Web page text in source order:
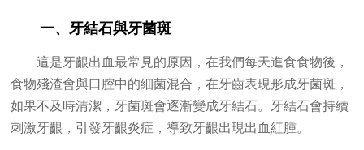
一、牙結石與牙菌斑
這是牙齦出血最常見的原因，在我們每天進食食物後，
食物殘渣會與口腔中的細菌混合，在牙齒表現形成牙菌斑，
如果不及時清潔，牙菌斑會逐漸變成牙結石。牙結石會持續
刺激牙齦，引發牙齦炎症，導致牙齦出現出血紅腫。